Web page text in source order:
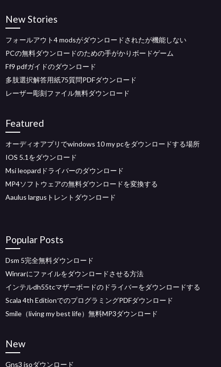
New Stories
フォールアウト4 modsがダウンロードされたが機能しない
PCの無料ダウンロードのための手がかりボードゲーム
Ff9 pdfガイドのダウンロード
多肢選択解答用紙75質問PDFダウンロード
レーザー彫刻ファイル無料ダウンロード
Featured
オーディオアプリでwindows 10 my pcをダウンロードする場所
IOS 5.1をダウンロード
Msi leopardドライバーのダウンロード
MP4ソフトウェアの無料ダウンロードを変換する
Aaulus largusトレントダウンロード
Popular Posts
Dsm 5完全無料ダウンロード
Winrarにファイルをダウンロードさせる方法
インテルdh55tcマザーボードのドライバーをダウンロードする
Scala 4th EditionでのプログラミングPDFダウンロード
Smile（living my best life）無料MP3ダウンロード
New
Gns3 isoダウンロード